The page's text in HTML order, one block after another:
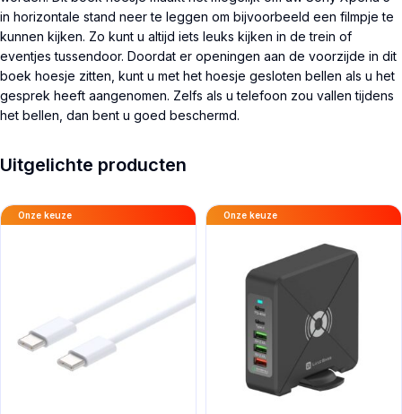
in horizontale stand neer te leggen om bijvoorbeeld een filmpje te
kunnen kijken. Zo kunt u altijd iets leuks kijken in de trein of
eventjes tussendoor. Doordat er openingen aan de voorzijde in dit
boek hoesje zitten, kunt u met het hoesje gesloten bellen als u het
gesprek heeft aangenomen. Zelfs als u telefoon zou vallen tijdens
het bellen, dan bent u goed beschermd.
Uitgelichte producten
Onze keuze Onze keuze